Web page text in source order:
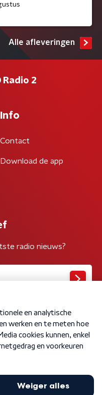
Alle afleveringen
Radio 2
Info
Contact
Download de app
radio nieuws?